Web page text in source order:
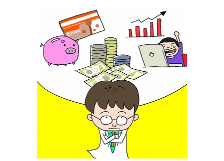
大学・短大以外の資料から請求
専門学校の資料請求 大学院の資料請求
留学・進学関連、塾・予備校
大学入学共通テスト「受験案
内」の請求
大学入学共通テスト「受験上の
高等学校卒業程度認定試験